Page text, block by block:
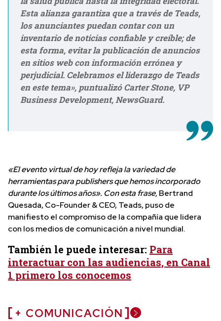
Esta alianza garantiza que a través de Teads,
los anunciantes puedan contar con un
inventario de noticias confiable y creíble; de
esta forma, evitar la publicación de anuncios
en sitios web con información errónea y
perjudicial. Celebramos el liderazgo de Teads
en este tema», puntualizóCarter Stone, VP
Business Development, NewsGuard.
«El evento virtual de hoy refleja la variedad de
herramientas para publishers que hemos incorporado
durante los últimos años». Con esta frase,Bertrand
Quesada, Co-Founder & CEO, Teads, puso de
manifiesto el compromiso de la compañía que lidera
con los medios de comunicación a nivel mundial.
También le puede interesar: Para
interactuar con las audiencias, en Canal
1 primero los conocemos
+ COMUNICACIÓN